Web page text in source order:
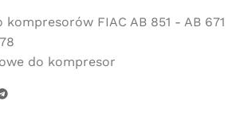
kompresorów FIAC AB 851 - AB 671
do kompresor